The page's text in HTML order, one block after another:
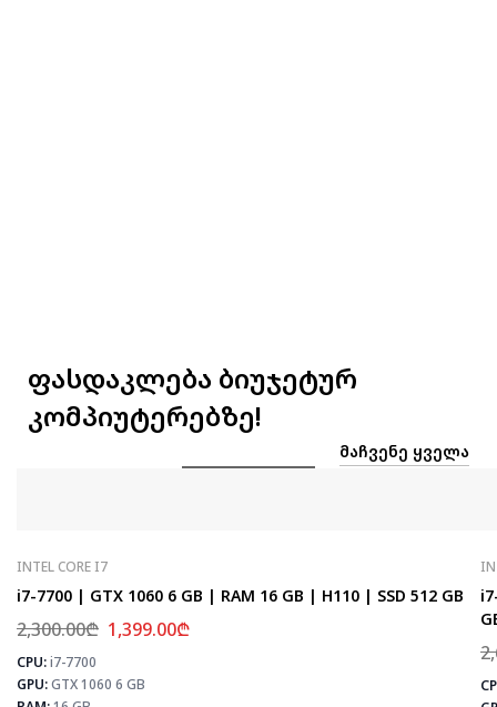
ფასდაკლება ბიუჯეტურ
კომპიუტერებზე!
ᲛᲐᲩᲕᲔᲜᲔ ᲧᲕᲔᲚᲐ
INTEL CORE I7
i7-7700 | GTX 1060 6 GB | RAM 16 GB | H110 | SSD 512 GB
2,300.00₾ 1,399.00₾
CPU:i7-7700
GPU:GTX 1060 6 GB